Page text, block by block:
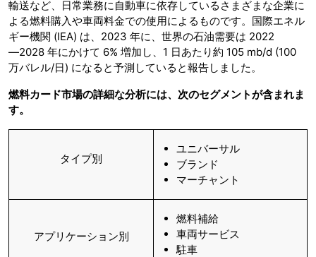
輸送など、日常業務に自動車に依存しているさまざまな企業に
よる燃料購入や車両料金での使用によるものです。国際エネル
ギー機関 (IEA) は、2023 年に、世界の石油需要は 2022
―2028 年にかけて 6% 増加し、1 日あたり約 105 mb/d (100
万バレル/日) になると予測していると報告しました。
燃料カード市場の詳細な分析には、次のセグメントが含まれま
す。
タイプ別
ユニバーサル
ブランド
マーチャント
アプリケーション別
燃料補給
車両サービス
駐車